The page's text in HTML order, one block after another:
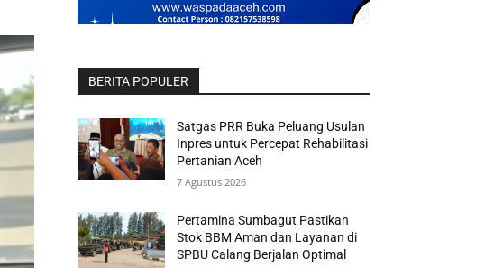
BERITA POPULER
Satgas PRR Buka Peluang Usulan
Inpres untuk Percepat Rehabilitasi
Pertanian Aceh
7 Agustus 2026
Pertamina Sumbagut Pastikan
Stok BBM Aman dan Layanan di
SPBU Calang Berjalan Optimal